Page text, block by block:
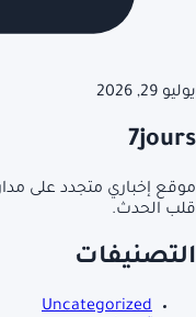
يوليو 29, 2026
7jours
موقع إخباري متجدد على
قلب الحدث.
التصنيفات
Uncategorized